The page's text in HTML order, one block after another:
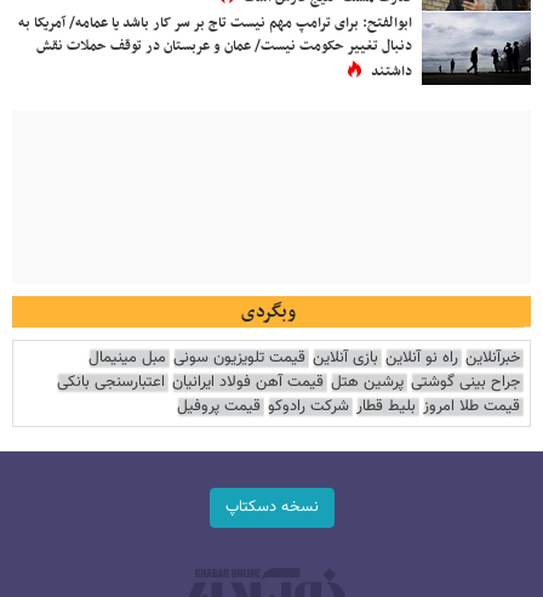
ابوالفتح: برای ترامپ مهم نیست تاج بر سر کار باشد یا عمامه/ آمریکا به
دنبال تغییر حکومت نیست/ عمان و عربستان در توقف حملات نقش
داشتند
وبگردی
خبرآنلاین راه نو آنلاین بازی آنلاین قیمت تلویزیون سونی مبل مینیمال
جراح بینی گوشتی پرشین هتل قیمت آهن فولاد ایرانیان اعتبارسنجی بانکی
قیمت طلا امروز بلیط قطار شرکت رادوکو قیمت پروفیل
نسخه دسکتاپ